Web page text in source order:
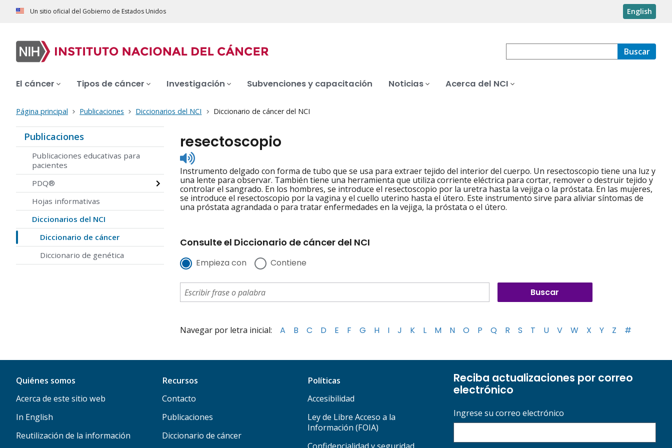
Un sitio oficial del Gobierno de Estados Unidos English
Buscar
El cáncer Tipos de cáncer Investigación Subvenciones y capacitación Noticias Acerca del NCI
Página principal Publicaciones Diccionarios del NCI Diccionario de cáncer del NCI
Publicaciones
Publicaciones educativas para
pacientes
PDQ®
Hojas informativas
Diccionarios del NCI
Diccionario de cáncer
Diccionario de genética
resectoscopio
Listen
to
pronunciation
Instrumento delgado con forma de tubo que se usa para extraer tejido del interior del cuerpo. Un resectoscopio tiene una luz y
una lente para observar. También tiene una herramienta que utiliza corriente eléctrica para cortar, remover o destruir tejido y
controlar el sangrado. En los hombres, se introduce el resectoscopio por la uretra hasta la vejiga o la próstata. En las mujeres,
se introduce el resectoscopio por la vagina y el cuello uterino hasta el útero. Este instrumento sirve para aliviar síntomas de
una próstata agrandada o para tratar enfermedades en la vejiga, la próstata o el útero.
Consulte el Diccionario de cáncer del NCI
Empieza con Contiene
Navegar por letra inicial: A B C D E F G H I J K L M N O P Q R S T U V W X Y Z #
Quiénes somos
Acerca de este sitio web
In English
Reutilización de la información
Recursos
Contacto
Publicaciones
Diccionario de cáncer
Políticas
Accesibilidad
Ley de Libre Acceso a la
Información (FOIA)
Reciba actualizaciones por correo
electrónico
Ingrese su correo electrónico